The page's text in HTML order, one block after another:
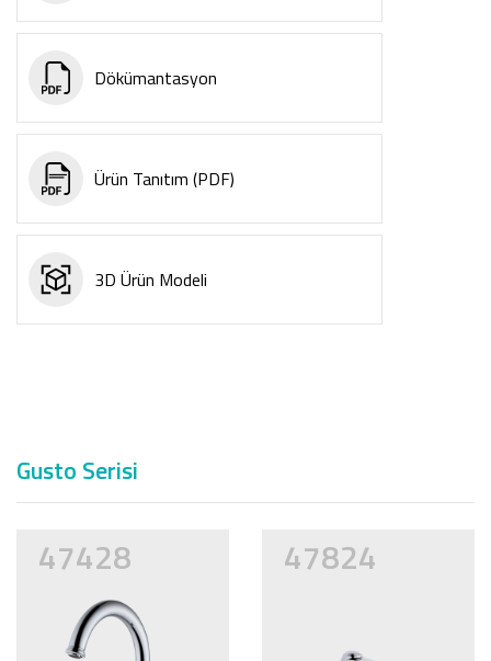
Dökümantasyon
Ürün Tanıtım (PDF)
3D Ürün Modeli
Gusto Serisi
47428 47824